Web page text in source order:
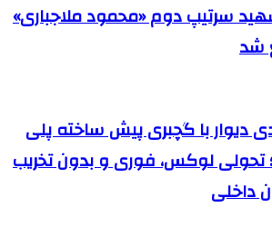
سرتیپ دوم «محمود ملاجباری»
شد
دیوار با گچبری پیش ساخته پلی
تحولی لوکس، فوری و بدون تخریب
داخلی